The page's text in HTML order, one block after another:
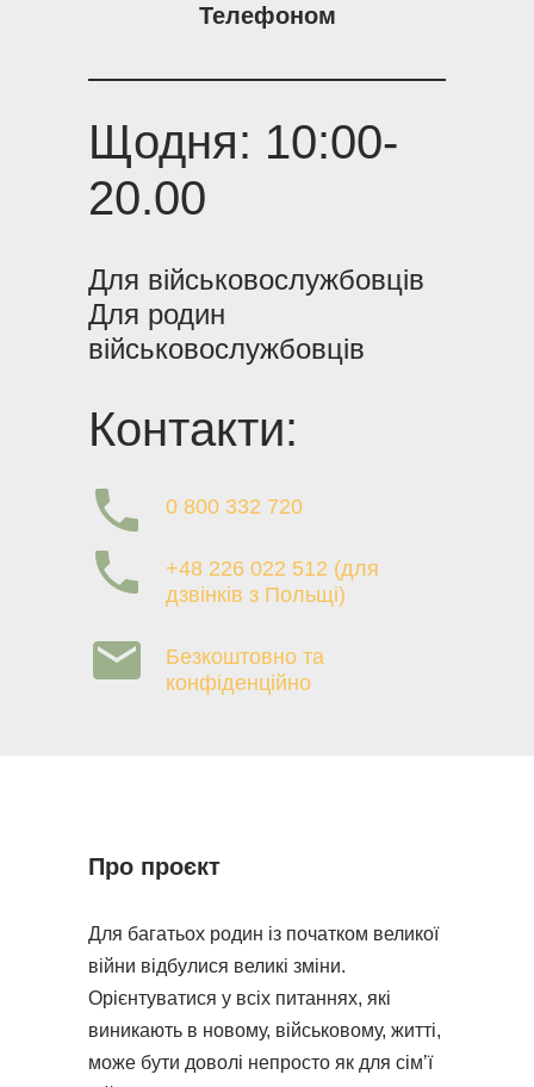
Телефоном
Щодня: 10:00-
20.00
Для військовослужбовців
Для родин
військовослужбовців
Контакти:
0 800 332 720
+48 226 022 512 (для
дзвінків з Польщі)
Безкоштовно та
конфіденційно
Про проєкт
Для багатьох родин із початком великої
війни відбулися великі зміни.
Орієнтуватися у всіх питаннях, які
виникають в новому, військовому, житті,
може бути доволі непросто як для сім’ї